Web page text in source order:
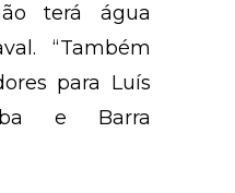
terá água
“Também
para Luís
e Barra